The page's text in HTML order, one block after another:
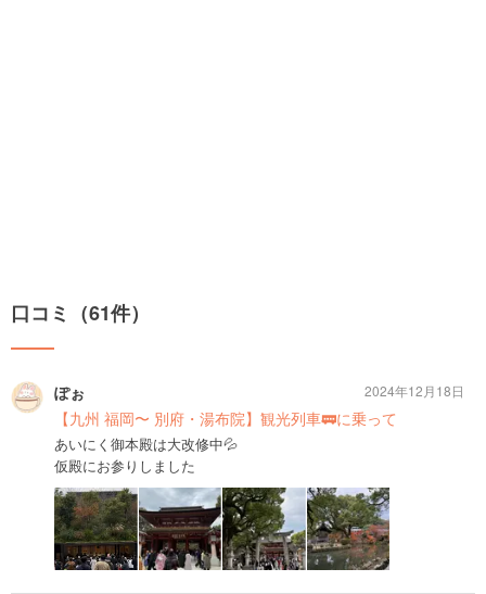
口コミ（61件）
ぽぉ
【九州 福岡〜 別府・湯布院】観光列車🚃に乗って
あいにく御本殿は大改修中💦
仮殿にお参りしました
2024年12月18日